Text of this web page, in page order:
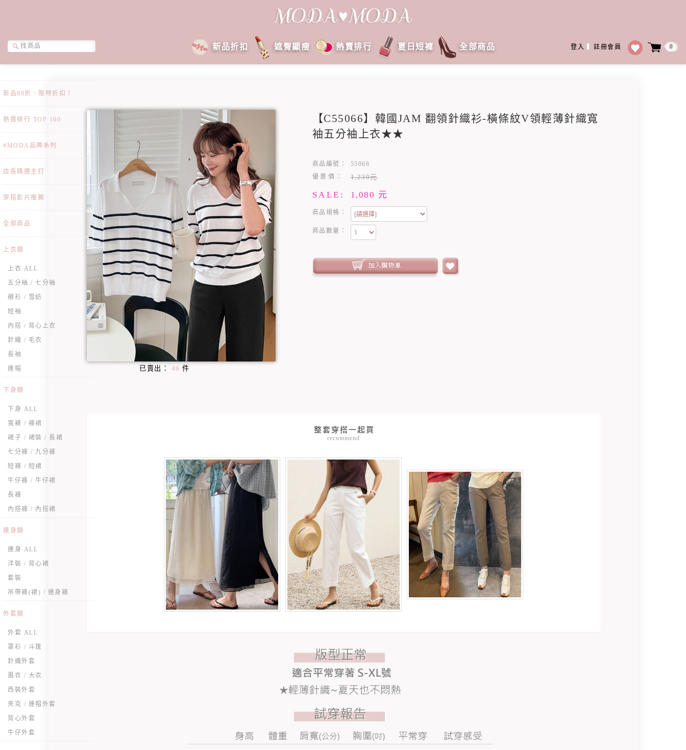
登入 註冊會員 0
新品折扣 遮臀顯瘦 熱賣排行 夏日短褲 全部商品
新品88折．限時折扣！
熱賣排行 TOP 100
#MODA品牌系列
店長精選主打
穿搭影片推薦
全部商品
上衣類
上衣 ALL
五分袖 / 七分袖
襯衫 / 雪紡
短袖
內搭 / 背心上衣
針織 / 毛衣
長袖
連帽
下身類
下身 ALL
寬褲 / 褲裙
裙子 / 裙裝 / 長裙
七分褲 / 九分褲
短褲 / 短裙
牛仔褲 / 牛仔裙
長褲
內搭褲 / 內搭裙
連身類
連身 ALL
洋裝 / 背心裙
套裝
吊帶褲(裙) / 連身褲
外套類
外套 ALL
罩衫 / 斗篷
針織外套
風衣 / 大衣
西裝外套
夾克 / 連帽外套
背心外套
牛仔外套
已賣出： 46 件
【C55066】韓國JAM 翻領針織衫-橫條紋V領輕薄針織寬
袖五分袖上衣★★
商品編號：
55066
優惠價：
1,230元
SALE: 1,080 元
商品規格：
商品數量：
recommend